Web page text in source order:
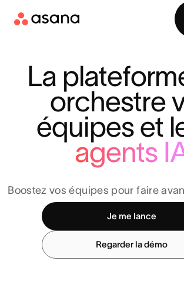
Contacter le service
La
orchestre
équipes et
agents
Boostez vos équipes pour faire
Je me lance
Regarder la démo